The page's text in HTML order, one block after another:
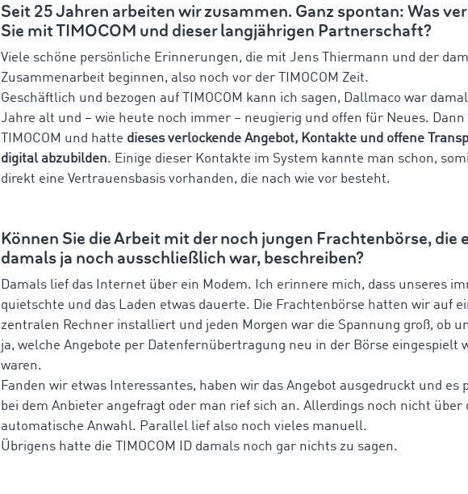
Seit 25 Jahren arbeiten wir zusammen. Ganz spontan: Was
Sie mit TIMOCOM und dieser langjährigen Partnerschaft?
Viele schöne persönliche Erinnerungen, die mit Jens Thiermann und der
Zusammenarbeit beginnen, also noch vor der TIMOCOM Zeit.
Geschäftlich und bezogen auf TIMOCOM kann ich sagen, Dallmaco war
Jahre alt und – wie heute noch immer – neugierig und offen für Neues. Dann
TIMOCOM und hatte dieses verlockende Angebot, Kontakte und offene
digital abzubilden. Einige dieser Kontakte im System kannte man schon,
direkt eine Vertrauensbasis vorhanden, die nach wie vor besteht.
Können Sie die Arbeit mit der noch jungen Frachtenbörse, die
damals ja noch ausschließlich war, beschreiben?
Damals lief das Internet über ein Modem. Ich erinnere mich, dass unseres
quietschte und das Laden etwas dauerte. Die Frachtenbörse hatten wir auf
zentralen Rechner installiert und jeden Morgen war die Spannung groß, ob
ja, welche Angebote per Datenfernübertragung neu in der Börse eingespielt
waren.
Fanden wir etwas Interessantes, haben wir das Angebot ausgedruckt und es
bei dem Anbieter angefragt oder man rief sich an. Allerdings noch nicht über
automatische Anwahl. Parallel lief also noch vieles manuell.
Übrigens hatte die TIMOCOM ID damals noch gar nichts zu sagen.